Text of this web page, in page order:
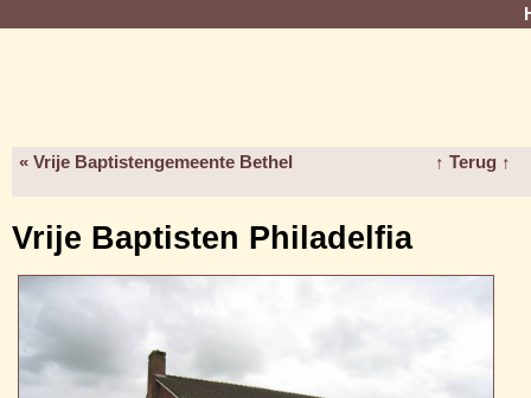
« Vrije Baptistengemeente Bethel ↑ Terug ↑
Vrije Baptisten Philadelfia